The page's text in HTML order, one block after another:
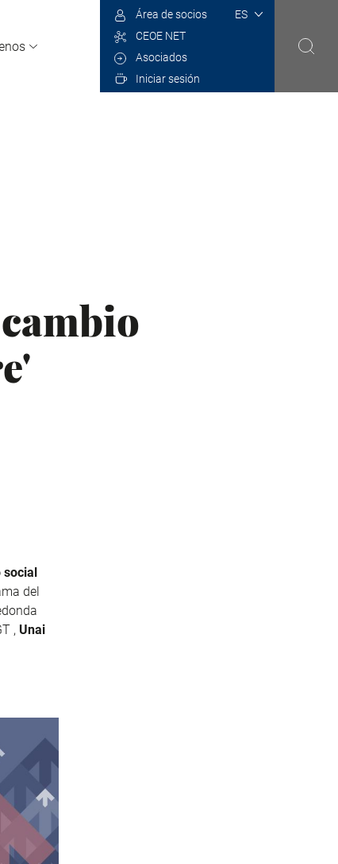
Select
Área de socios
CEOE NET
Asociados
Iniciar sesión
social
del
, Unai